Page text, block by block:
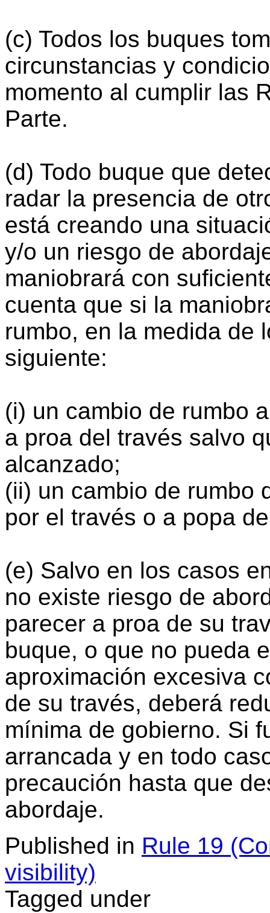
(c) Todos los buques
circunstancias y
momento al cumplir las
Parte.
(d) Todo buque que
radar la presencia de
está creando una
y/o un riesgo de
maniobrará con
cuenta que si la
rumbo, en la medida de
siguiente:
(i) un cambio de rumbo
a proa del través salvo
alcanzado;
(ii) un cambio de rumbo
por el través o a popa
(e) Salvo en los casos
no existe riesgo de
parecer a proa de su
buque, o que no pueda
aproximación excesiva
de su través, deberá
mínima de gobierno. Si
arrancada y en todo
precaución hasta que
abordaje.
Published in Rule 19
visibility)
Tagged under